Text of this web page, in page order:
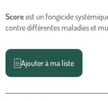
Scoreest un fongicide
contre différentes maladies et
Ajouter à ma liste